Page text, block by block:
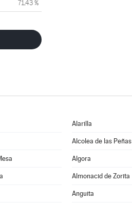
71,43 %
Alarilla
Alcolea de las Peñas
Algora
Almonacid de Zorita
Anguita